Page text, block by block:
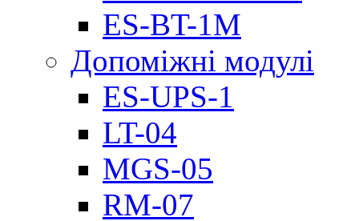
ES-BT-1M
Допоміжні модулі
ES-UPS-1
LT-04
МGS-05
RM-07